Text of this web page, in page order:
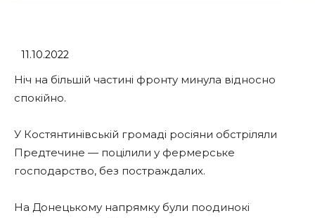
11.10.2022
Ніч на більшій частині фронту минула відносно
спокійно.
У Костянтинівській громаді росіяни обстріляли
Предтечине — поцілили у фермерське
господарство, без постраждалих.
На Донецькому напрямку були поодинокі